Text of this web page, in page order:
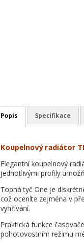
Popis Specifikace
Koupelnový radiátor
Elegantní koupelnový
jednotlivými profily
Topná tyč One je
což oceníte zejména v
vyhřívání.
Praktická funkce
pohotovostním režimu